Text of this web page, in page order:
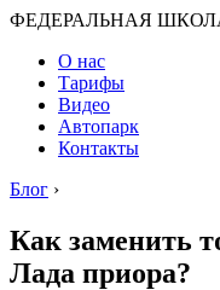
ФЕДЕРАЛЬНАЯ
О нас
Тарифы
Видео
Автопарк
Контакты
Блог ›
Как заменить
Лада приора?